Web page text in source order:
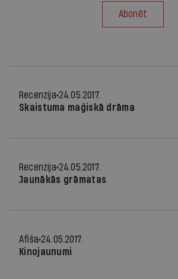
Abonēt
Recenzija 24.05.2017.
Skaistuma maģiskā drāma
Recenzija 24.05.2017.
Jaunākās grāmatas
Afiša 24.05.2017.
Kinojaunumi